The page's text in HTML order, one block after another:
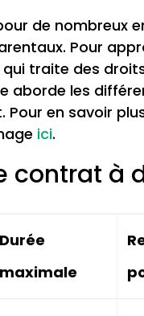
de nombreux
Pour
traite des
aborde les
en savoir
ici.
contrat à
Durée
maximale